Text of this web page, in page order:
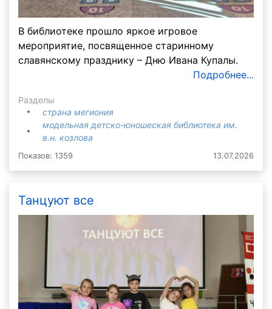
В библиотеке прошло яркое игровое
мероприятие, посвященное старинному
славянскому празднику – Дню Ивана Купалы.
Подробнее...
Разделы
страна мегиония
модельная детско-юношеская библиотека им.
в.н. козлова
Показов: 1359 13.07.2026
Танцуют все